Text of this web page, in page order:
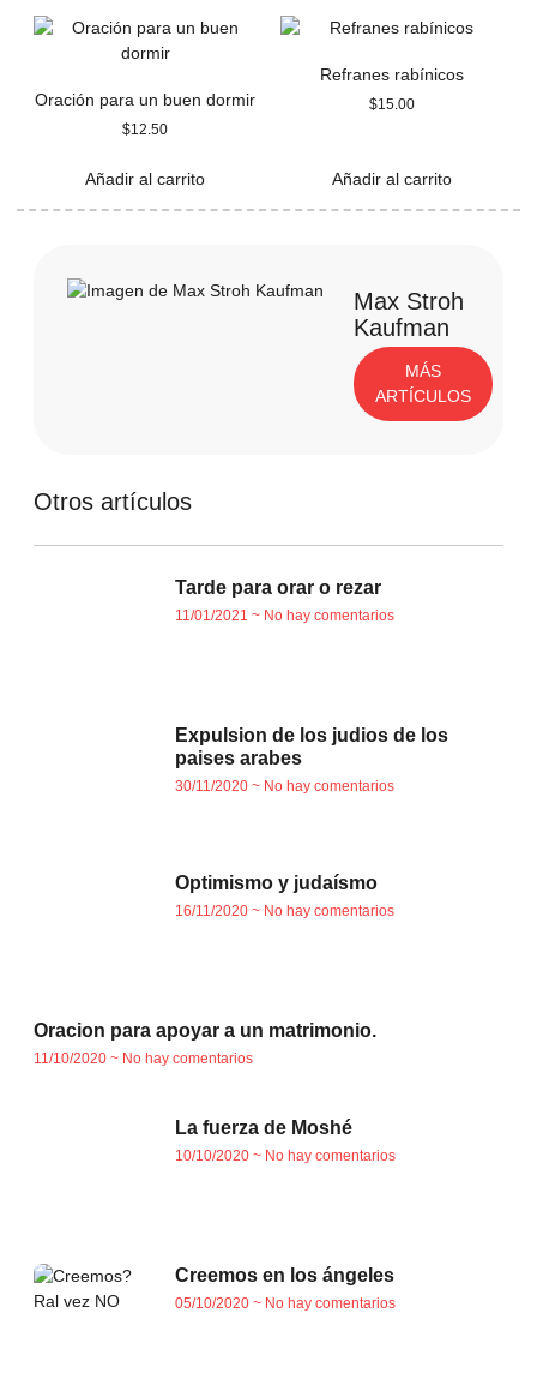
Oración para un buen dormir
$12.50
Añadir al carrito
Refranes rabínicos
$15.00
Añadir al carrito
Max Stroh
Kaufman
MÁS
ARTÍCULOS
Otros artículos
Tarde para orar o rezar
11/01/2021 No hay comentarios
Expulsion de los judios de los
paises arabes
30/11/2020 No hay comentarios
Optimismo y judaísmo
16/11/2020 No hay comentarios
Oracion para apoyar a un matrimonio.
11/10/2020 No hay comentarios
La fuerza de Moshé
10/10/2020 No hay comentarios
Creemos en los ángeles
05/10/2020 No hay comentarios